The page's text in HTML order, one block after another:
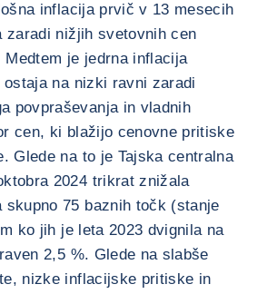
inflacija prvič v 13 mesecih
zaradi nižjih svetovnih cen
Medtem je jedrna inflacija
na nizki ravni zaradi
povpraševanja in vladnih
cen, ki blažijo cenovne pritiske
Glede na to je Tajska centralna
2024 trikrat znižala
skupno 75 baznih točk (stanje
ko jih je leta 2023 dvignila na
2,5 %. Glede na slabše
nizke inflacijske pritiske in